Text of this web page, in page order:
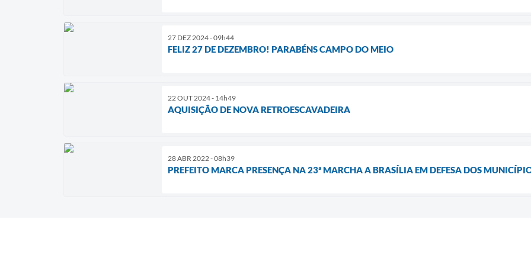
27 DEZ 2024 - 09h44
FELIZ 27 DE DEZEMBRO! PARABÉNS CAMPO DO MEIO
22 OUT 2024 - 14h49
AQUISIÇÃO DE NOVA RETROESCAVADEIRA
28 ABR 2022 - 08h39
PREFEITO MARCA PRESENÇA NA 23ª MARCHA A BRASÍLIA EM DEFESA DOS